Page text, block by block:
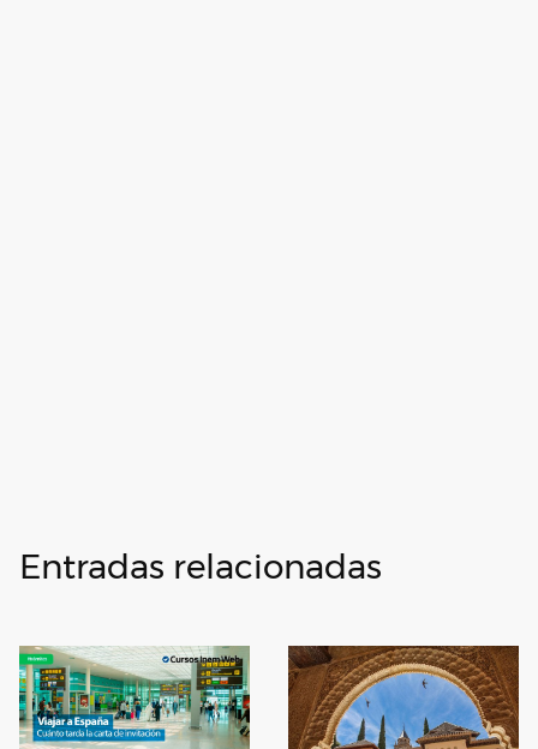
Entradas relacionadas